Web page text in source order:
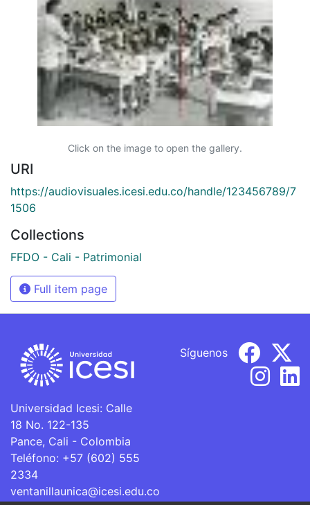
Click on the image to open the gallery.
URI
https://audiovisuales.icesi.edu.co/handle/123456789/7
1506
Collections
FFDO - Cali - Patrimonial
Full item page
Universidad Icesi: Calle
18 No. 122-135
Pance, Cali - Colombia
Teléfono: +57 (602) 555
2334
ventanillaunica@icesi.edu.co
Síguenos